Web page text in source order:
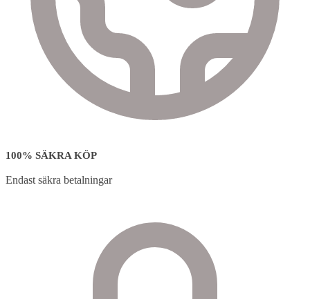
100% SÄKRA KÖP
Endast säkra betalningar